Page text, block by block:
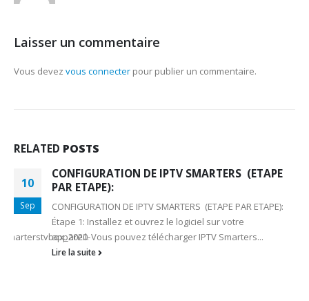
Laisser un commentaire
Vous devez vous connecter pour publier un commentaire.
RELATED POSTS
10
Sep
CONFIGURATION DE IPTV SMARTERS (ETAPE
PAR ETAPE):
CONFIGURATION DE IPTV SMARTERS (ETAPE PAR ETAPE):
Étape 1: Installez et ouvrez le logiciel sur votre
appareil. Vous pouvez télécharger IPTV Smarters...
Lire la suite